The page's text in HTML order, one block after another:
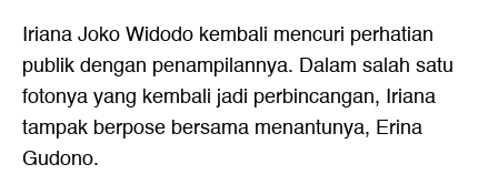
Iriana Joko Widodo kembali mencuri perhatian
publik dengan penampilannya. Dalam salah satu
fotonya yang kembali jadi perbincangan, Iriana
tampak berpose bersama menantunya, Erina
Gudono.